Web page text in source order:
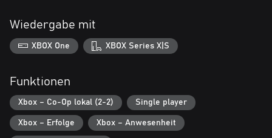
Wiedergabe mit
XBOX One XBOX Series X|S
Funktionen
Xbox – Co-Op lokal (2-2) Single player
Xbox – Erfolge Xbox – Anwesenheit